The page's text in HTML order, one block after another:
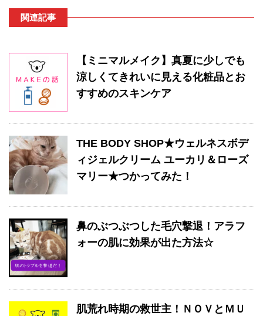
関連記事
【ミニマルメイク】真夏に少しでも
涼しくてきれいに見える化粧品とお
すすめのスキンケア
THE BODY SHOP★ウェルネスボデ
ィジェルクリーム ユーカリ＆ローズ
マリー★つかってみた！
鼻のぶつぶつした毛穴撃退！アラフ
ォーの肌に効果が出た方法☆
肌荒れ時期の救世主！ＮＯＶとＭＵ